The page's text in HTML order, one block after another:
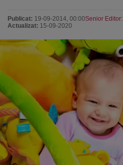
Publicat: 19-09-2014, 00:00
Actualizat: 15-09-2020
Senior Editor: